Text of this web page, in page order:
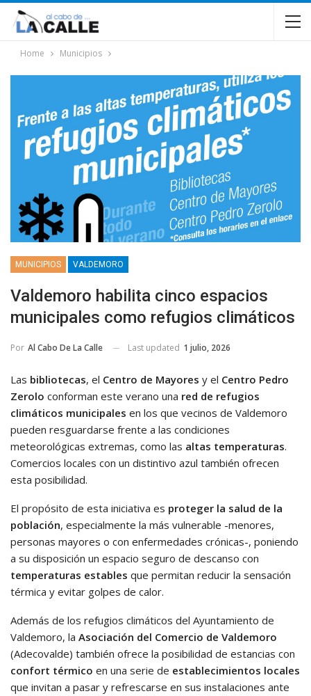
Home Municipios
MUNICIPIOS VALDEMORO
Valdemoro habilita cinco espacios
municipales como refugios climáticos
Por Al Cabo De La Calle Last updated 1 julio, 2026
Las bibliotecas, el Centro de Mayores y el Centro Pedro
Zerolo conforman este verano una red de refugios
climáticos municipales en los que vecinos de Valdemoro
pueden resguardarse frente a las condiciones
meteorológicas extremas, como las altas temperaturas.
Comercios locales con un distintivo azul también ofrecen
esta posibilidad.
El propósito de esta iniciativa es proteger la salud de la
población, especialmente la más vulnerable -menores,
personas mayores o con enfermedades crónicas-, poniendo
a su disposición un espacio seguro de descanso con
temperaturas estables que permitan reducir la sensación
térmica y evitar golpes de calor.
Además de los refugios climáticos del Ayuntamiento de
Valdemoro, la Asociación del Comercio de Valdemoro
(Adecovalde) también ofrece la posibilidad de estancias con
confort térmico en una serie de establecimientos locales
que invitan a pasar y refrescarse en sus instalaciones ante